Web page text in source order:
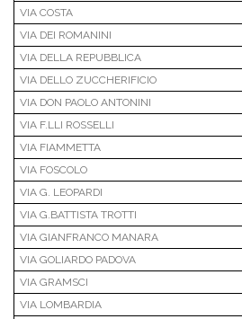
VIA COSTA
VIA DEI ROMANINI
VIA DELLA REPUBBLICA
VIA DELLO ZUCCHERIFICIO
VIA DON PAOLO ANTONINI
VIA F.LLI ROSSELLI
VIA FIAMMETTA
VIA FOSCOLO
VIA G. LEOPARDI
VIA G.BATTISTA TROTTI
VIA GIANFRANCO MANARA
VIA GOLIARDO PADOVA
VIA GRAMSCI
VIA LOMBARDIA